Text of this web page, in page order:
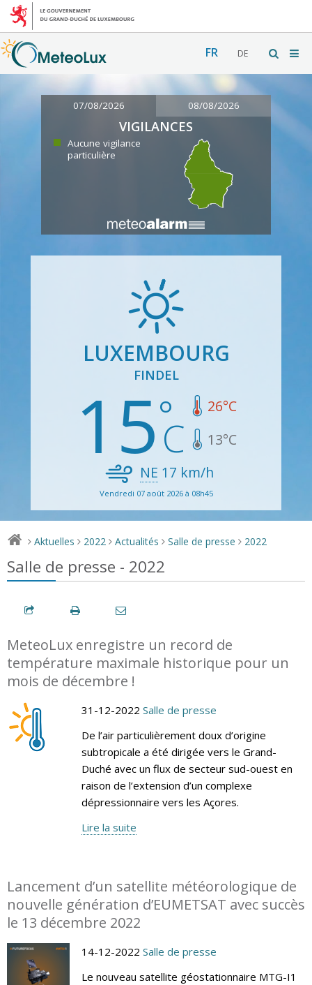
FR DE
07/08/2026 08/08/2026
VIGILANCES
Aucune vigilance
particulière
LUXEMBOURG
FINDEL
15 26°C
13°C
NE 17 km/h
Vendredi 07 août 2026 à 08h45
> Aktuelles > 2022 > Actualités > Salle de presse > 2022
Salle de presse - 2022
MeteoLux enregistre un record de
température maximale historique pour un
mois de décembre !
31-12-2022 Salle de presse
De l’air particulièrement doux d’origine
subtropicale a été dirigée vers le Grand-
Duché avec un flux de secteur sud-ouest en
raison de l’extension d’un complexe
dépressionnaire vers les Açores.
Lire la suite
Lancement d’un satellite météorologique de
nouvelle génération d’EUMETSAT avec succès
le 13 décembre 2022
14-12-2022 Salle de presse
Le nouveau satellite géostationnaire MTG-I1